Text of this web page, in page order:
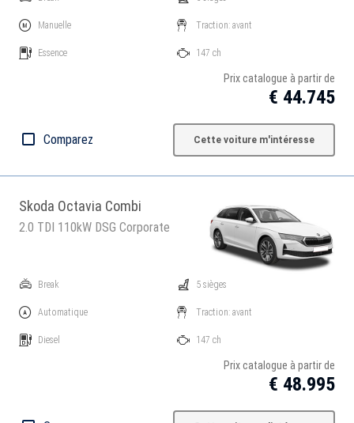
Manuelle
Essence
Traction: avant
147 ch
Prix catalogue à partir de
€ 44.745
Comparez Cette voiture m'intéresse
Skoda Octavia Combi
2.0 TDI 110kW DSG Corporate
Break
Automatique
Diesel
5 sièges
Traction: avant
147 ch
Prix catalogue à partir de
€ 48.995